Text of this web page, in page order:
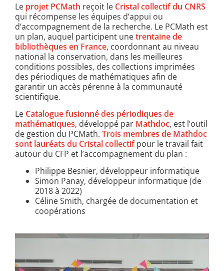
Le projet PCMath reçoit le Cristal collectif du CNRS
qui récompense les équipes d’appui ou
d’accompagnement de la recherche. Le PCMath est
un plan, auquel participent unetrentaine de
bibliothèques en France, coordonnant au niveau
national la conservation, dans les meilleures
conditions possibles, des collections imprimées
des périodiques de mathématiques afin de
garantir un accès pérenne à la communauté
scientifique.
Le Catalogue fusionné des périodiques de
mathématiques, développé par Mathdoc, est l’outil
de gestion du PCMath. Trois membres de Mathdoc
sont lauréats du Cristal collectifpour le travail fait
autour du CFP et l’accompagnement du plan :
​Philippe Besnier, développeur informatique
Simon Panay, développeur informatique (de
2018 à 2022)
Céline Smith, chargée de documentation et
coopérations